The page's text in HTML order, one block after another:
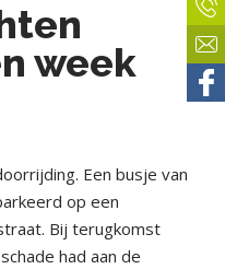
week
Een busje van
op een
Bij terugkomst
had aan de